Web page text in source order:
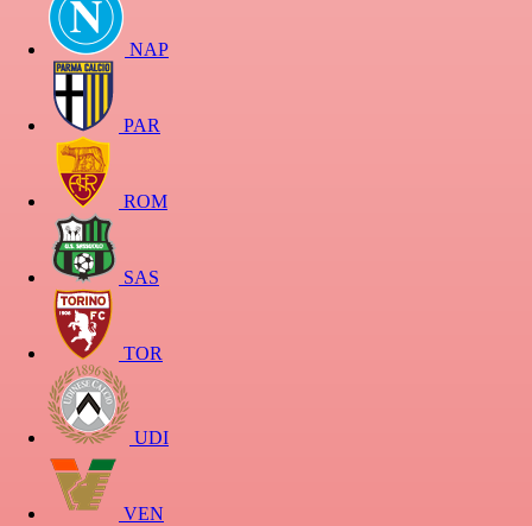
NAP
PAR
ROM
SAS
TOR
UDI
VEN